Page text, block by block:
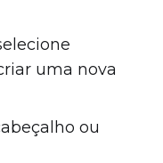
uma nova
ou